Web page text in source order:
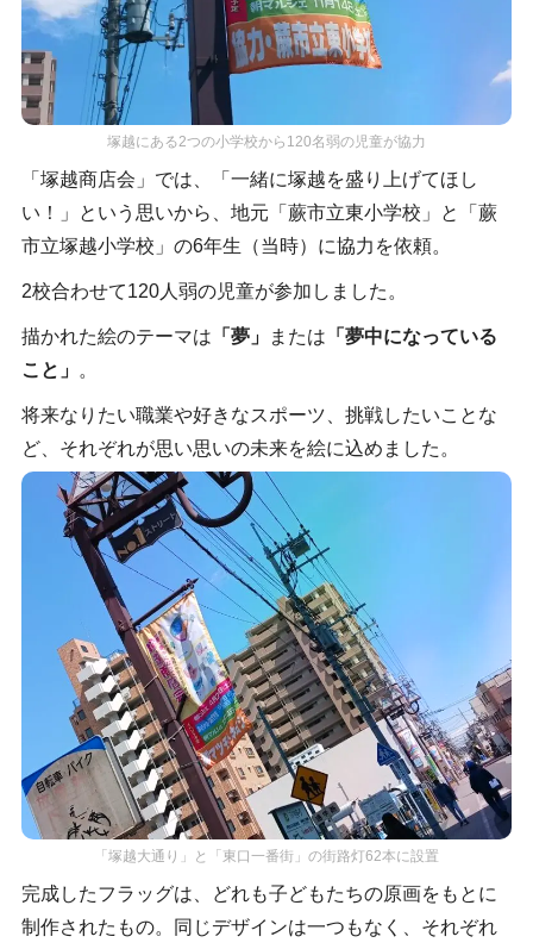
塚越にある2つの小学校から120名弱の児童が協力
「塚越商店会」では、「一緒に塚越を盛り上げてほし
い！」という思いから、地元「蕨市立東小学校」と「蕨
市立塚越小学校」の6年生（当時）に協力を依頼。
2校合わせて120人弱の児童が参加しました。
描かれた絵のテーマは 「夢」 または 「夢中になっている
こと」
。
将来なりたい職業や好きなスポーツ、挑戦したいことな
ど、それぞれが思い思いの未来を絵に込めました。
「塚越大通り」と「東口一番街」の街路灯62本に設置
完成したフラッグは、どれも子どもたちの原画をもとに
制作されたもの。同じデザインは一つもなく、それぞれ